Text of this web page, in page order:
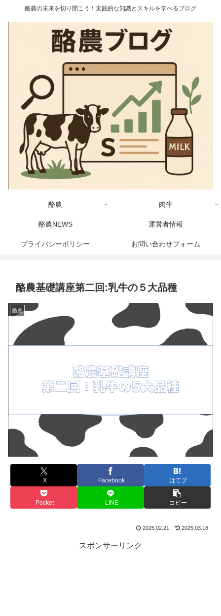
酪農の未来を切り開こう！実践的な知識とスキルを学べるブログ
酪農 肉牛
酪農NEWS 運営者情報
プライバシーポリシー お問い合わせフォーム
酪農基礎講座第二回:乳牛の５大品種
酪農
X Facebook はてブ
Pocket LINE コピー
2025.02.21 2025.03.18
スポンサーリンク